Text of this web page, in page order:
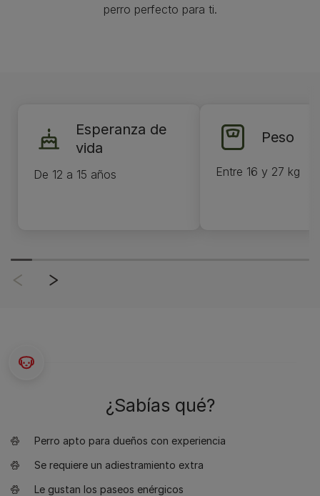
perro perfecto para ti.
Esperanza de
vida
De 12 a 15 años
Peso
Entre 16 y 27 kg
¿Sabías qué?
Perro apto para dueños con experiencia
Se requiere un adiestramiento extra
Le gustan los paseos enérgicos